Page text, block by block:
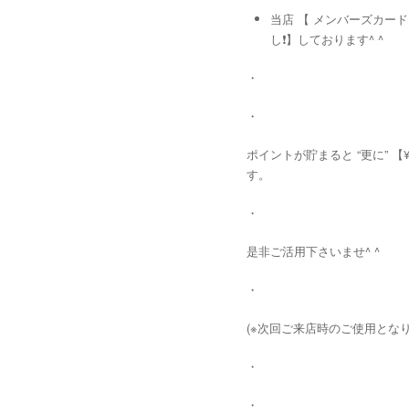
当店 【 メンバーズカー
し❗️】しております^ ^
・
・
ポイントが貯まると “更に”
す。
・
是非ご活用下さいませ^ ^
・
(※次回ご来店時のご使用とな
・
・